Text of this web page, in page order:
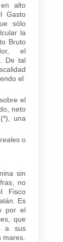
alto
Gasto
sólo
la
Bruto
el
De tal
el
el
neto
una
o
sin
no
Fisco
Es
por el
que
a sus